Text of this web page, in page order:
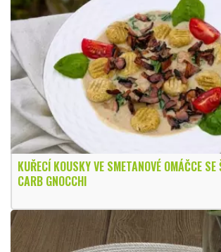
KUŘECÍ KOUSKY VE SMETANOVÉ OMÁČCE
CARB GNOCCHI